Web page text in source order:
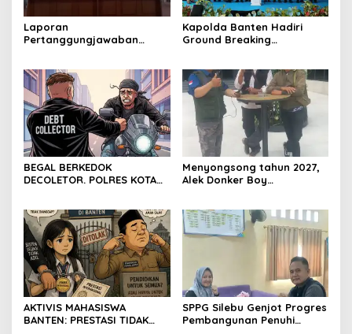
Laporan
Pertanggungjawaban
Resmi Ditutup
Kapolda Banten Hadiri
Ground Breaking
Provinsi Banten
BEGAL BERKEDOK
DECOLETOR. POLRES KOTA
Menyongsong tahun 2027,
Alek Donker Boy
seluruh jajaran untuk terus
meningkatkan
profesionalisme dalam
jurnalistik
AKTIVIS MAHASISWA
BANTEN: PRESTASI TIDAK
SPPG Silebu Genjot Progres
Pembangunan Penuhi